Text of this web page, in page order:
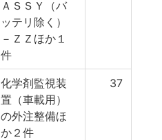
ＡＳＳＹ（バ
ッテリ除く）
－ＺＺほか１
件
化学剤監視装
置（車載用）
の外注整備ほ
か２件
37